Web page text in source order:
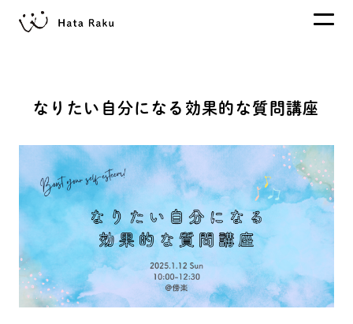
なりたい自分になる効果的な質問講座